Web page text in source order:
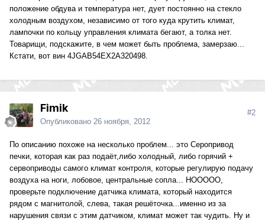
положение обдува и температура нет, дует постоянно на стекло
холодным воздухом, независимо от того куда крутить климат,
лампочки по кольцу управления климата бегают, а толка нет.
Товарищи, подскажите, в чем может быть проблема, замерзаю...
Кстати, вот вин 4JGAB54EX2A320498.
Fimik
Опубликовано 26 ноября, 2012
#2
По описанию похоже на несколько проблем... это Серопривод
печки, которая как раз подаёт,либо холодный, либо горячий +
сервоприводы самого климат контроля, которые регулирую подачу
воздуха на ноги, лобовое, центральные сопла... НООООО,
проверьте подключение датчика климата, который находится
рядом с магнитолой, слева, такая решёточка...именно из за
нарушения связи с этим датчиком, климат может так чудить. Ну и